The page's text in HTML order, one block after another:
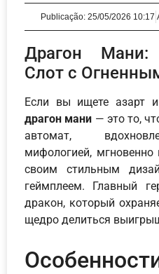
Publicação: 25/05/2026 10:17
Драгон Мани:
Слот с
Если вы ищете азарт
драгон мани — это то,
автомат,
мифологией, мгновенно
своим стильным
геймплеем. Главный
дракон, который
щедро делиться